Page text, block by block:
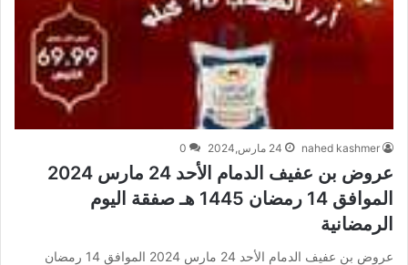
nahed kashmer 24 مارس,2024 0
عروض بن عفيف الدمام الأحد 24 مارس 2024
الموافق 14 رمضان 1445 هـ صفقة اليوم
الرمضانية
عروض بن عفيف الدمام الأحد 24 مارس 2024 الموافق 14 رمضان